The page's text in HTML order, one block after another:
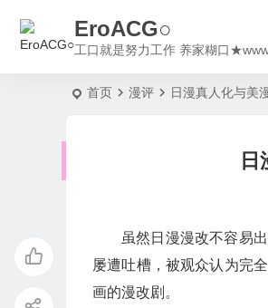
EroACG○
工口就是努力工作 养家糊口
首页 漫评 日漫真人化与美
虽然日漫漫改不容易
屡遭吐槽，被观众认为完
画的漫改剧。